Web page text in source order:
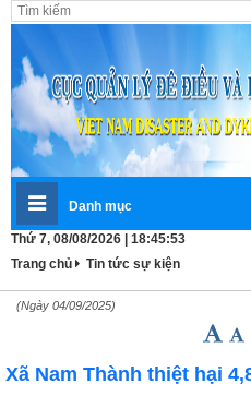
Danh mục
Thứ 7, 08/08/2026 | 18:45:53
Trang chủ
Tin tức sự kiện
(Ngày 04/09/2025)
Xã Nam Thành thiệt hại